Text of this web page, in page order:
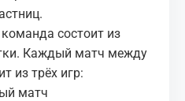
состоит из
Каждый матч между
из трёх игр:
матч